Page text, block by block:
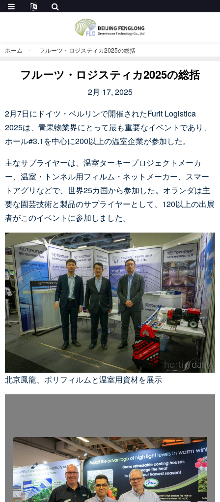
ホーム フルーツ・ロジスティカ2025の総括
フルーツ・ロジスティカ2025の総括
2月 17, 2025
2月7日にドイツ・ベルリンで開催されたFurit Logistica
2025は、青果物業界にとって最も重要なイベントであり、
ホール#3.1を中心に200以上の温室企業が参加した。
主なサプライヤーは、温室ターキープロジェクトメーカ
ー、温室・トンネル用フィルム・ネットメーカー、スマー
トアグリなどで、世界25カ国から参加した。オランダは主
要な園芸技術と製品のサプライヤーとして、120以上の出展
者がこのイベントに参加しました。
北京鳳龍、ポリフィルムと温室用資材を展示